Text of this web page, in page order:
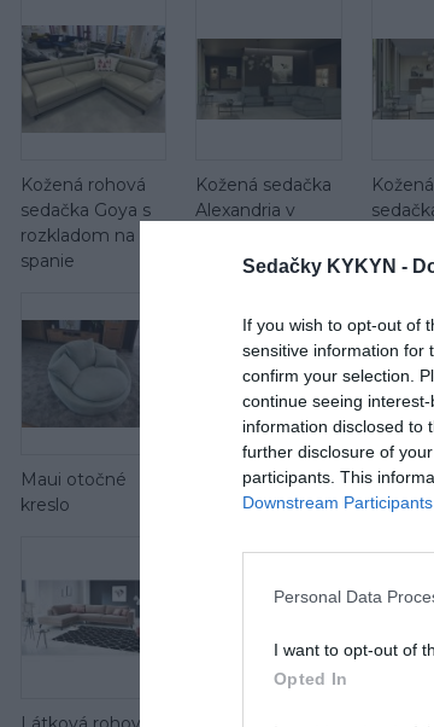
Sedačky KYKYN -
If you wish to opt-out of
sensitive information for
confirm your selection.
continue seeing
information disclosed to
further disclosure of
participants. This
Downstream Participants
Personal Data
I want to opt-out of
Opted In
Kožená rohová
sedačka Goya s
rozkladom na
spanie
Kožená sedačka
Alexandria v
Maui otočné
kreslo
Maui mega 2 sed